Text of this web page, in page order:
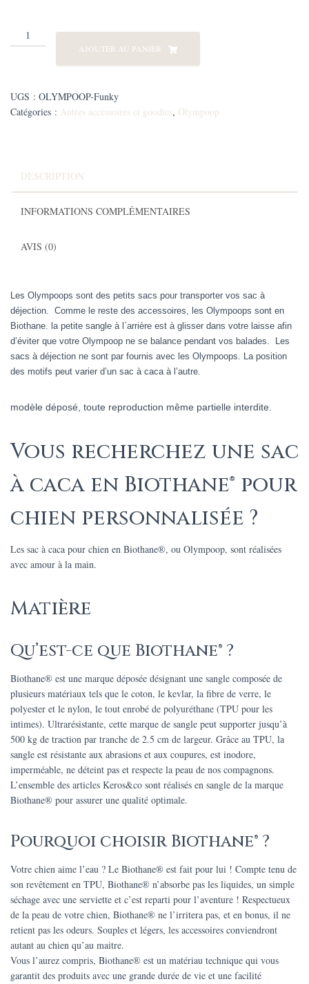
quantité
de
Paw
AJOUTER AU PANIER
UGS : OLYMPOOP-Funky
Catégories : Autres accessoires et goodies, Olympoop
DESCRIPTION
INFORMATIONS COMPLÉMENTAIRES
AVIS (0)
Les Olympoops sont des petits sacs pour transporter vos sac à
déjection. Comme le reste des accessoires, les Olympoops sont en
Biothane. la petite sangle à l`arrière est à glisser dans votre laisse afin
d’éviter que votre Olympoop ne se balance pendant vos balades. Les
sacs à déjection ne sont par fournis avec les Olympoops. La position
des motifs peut varier d’un sac à caca à l’autre.
modèle déposé, toute reproduction même partielle interdite.
Vous recherchez une sac
à caca en Biothane® pour
chien personnalisée ?
Les sac à caca pour chien en Biothane®, ou Olympoop, sont réalisées
avec amour à la main.
Matière
Qu’est-ce que Biothane® ?
Biothane® est une marque déposée désignant une sangle composée de
plusieurs matériaux tels que le coton, le kevlar, la fibre de verre, le
polyester et le nylon, le tout enrobé de polyuréthane (TPU pour les
intimes). Ultrarésistante, cette marque de sangle peut supporter jusqu’à
500 kg de traction par tranche de 2.5 cm de largeur. Grâce au TPU, la
sangle est résistante aux abrasions et aux coupures, est inodore,
imperméable, ne déteint pas et respecte la peau de nos compagnons.
L’ensemble des articles Keros&co sont réalisés en sangle de la marque
Biothane® pour assurer une qualité optimale.
Pourquoi choisir Biothane® ?
Votre chien aime l’eau ? Le Biothane® est fait pour lui ! Compte tenu de
son revêtement en TPU, Biothane® n’absorbe pas les liquides, un simple
séchage avec une serviette et c’est reparti pour l’aventure ! Respectueux
de la peau de votre chien, Biothane® ne l’irritera pas, et en bonus, il ne
retient pas les odeurs. Souples et légers, les accessoires conviendront
autant au chien qu’au maitre.
Vous l’aurez compris, Biothane® est un matériau technique qui vous
garantit des produits avec une grande durée de vie et une facilité